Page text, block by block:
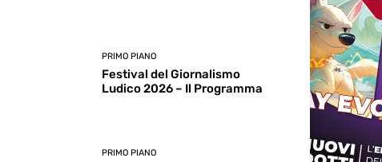
PRIMO PIANO
Festival del Giornalismo
Ludico 2026 – Il Programma
PRIMO PIANO